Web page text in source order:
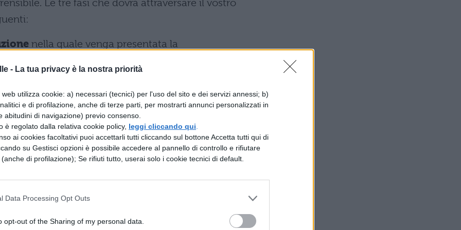
- La tua privacy è la nostra priorità
utilizza cookie: a) necessari (tecnici) per l'uso del sito e dei servizi annessi; b)
e di profilazione, anche di terze parti, per mostrarti annunci personalizzati in
abitudini di navigazione) previo consenso.
è regolato dalla relativa cookie policy, leggi cliccando qui
ai cookies facoltativi puoi accettarli tutti cliccando sul bottone Accetta tutti qui di
su Gestisci opzioni è possibile accedere al pannello di controllo e rifiutare
di profilazione); Se rifiuti tutto, userai solo i cookie tecnici di default.
Data Processing Opt Outs
opt-out of the Sharing of my personal data.
Le tre fasi che dovrà attraversare il vostro
nella quale venga presentata la
stepconseguenti consistono nella presa in
antitesi, seguita dalla confutazione dell’opinione
, in cui il testo argomentativo si chiude con la
e una proposta di risoluzione per il problema in